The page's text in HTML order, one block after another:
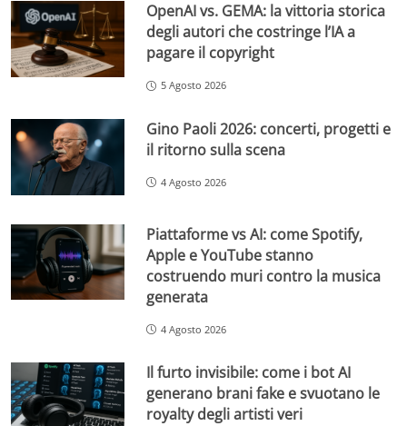
OpenAI vs. GEMA: la vittoria storica
degli autori che costringe l’IA a
pagare il copyright
5 Agosto 2026
Gino Paoli 2026: concerti, progetti e
il ritorno sulla scena
4 Agosto 2026
Piattaforme vs AI: come Spotify,
Apple e YouTube stanno
costruendo muri contro la musica
generata
4 Agosto 2026
Il furto invisibile: come i bot AI
generano brani fake e svuotano le
royalty degli artisti veri